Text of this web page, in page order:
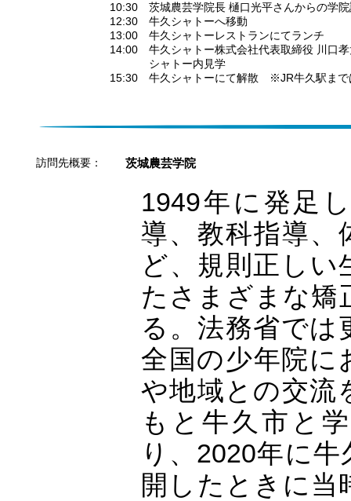
10:30 茨城農芸学院長 樋口光平さんからの学
12:30 牛久シャトーへ移動
13:00 牛久シャトーレストランにてランチ
14:00 牛久シャトー株式会社代表取締役 川口
シャトー内見学
15:30 牛久シャトーにて解散 ※JR牛久駅まで
訪問先概要： 茨城農芸学院
1949年に発足
導、教科指導、
ど、規則正しい
たさまざまな矯
る。法務省では
全国の少年院に
や地域との交流
もと牛久市と
り、2020年に
開したときに当